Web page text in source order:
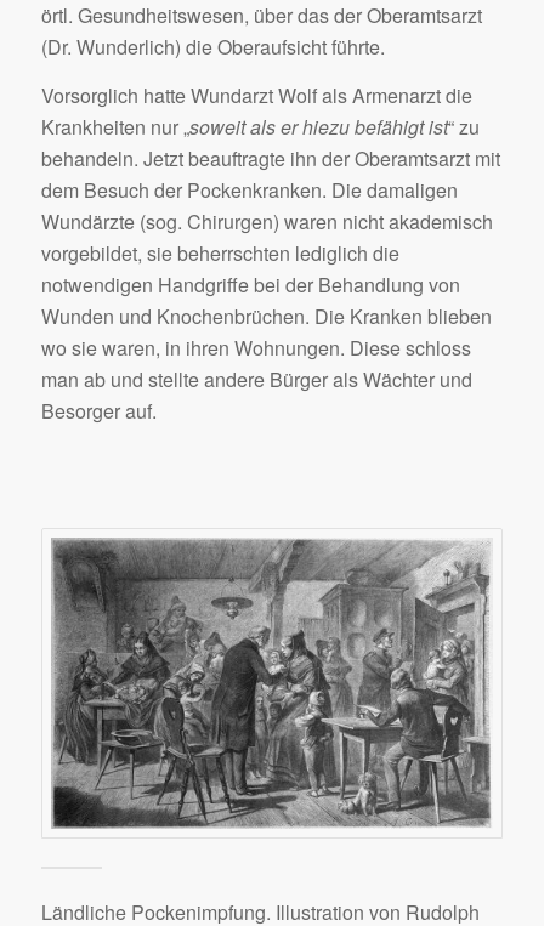
örtl. Gesundheitswesen, über das der Oberamtsarzt
(Dr. Wunderlich) die Oberaufsicht führte.
Vorsorglich hatte Wundarzt Wolf als Armenarzt die
Krankheiten nur „soweit als er hiezu befähigt ist“ zu
behandeln. Jetzt beauftragte ihn der Oberamtsarzt mit
dem Besuch der Pockenkranken. Die damaligen
Wundärzte (sog. Chirurgen) waren nicht akademisch
vorgebildet, sie beherrschten lediglich die
notwendigen Handgriffe bei der Behandlung von
Wunden und Knochenbrüchen. Die Kranken blieben
wo sie waren, in ihren Wohnungen. Diese schloss
man ab und stellte andere Bürger als Wächter und
Besorger auf.
Ländliche Pockenimpfung. Illustration von Rudolph